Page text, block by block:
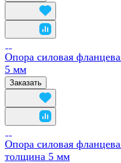
Опора силовая
5 мм
Заказать
Опора силовая
толщина 5 мм